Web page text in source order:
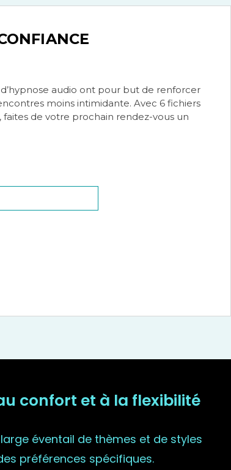
audio ont pour but de renforcer
moins intimidante. Avec 6 fichiers
de votre prochain rendez-vous un
confort et à la flexibilité
éventail de thèmes et de styles
préférences spécifiques.